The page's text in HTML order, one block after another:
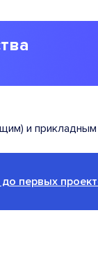
и прикладным
до первых